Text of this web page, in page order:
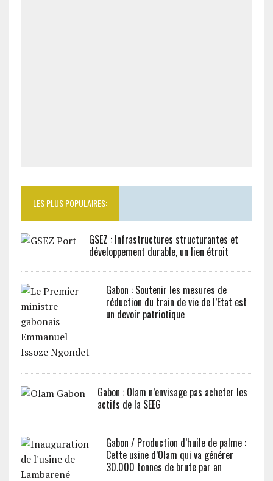
LES PLUS POPULAIRES:
GSEZ : Infrastructures structurantes et
développement durable, un lien étroit
Gabon : Soutenir les mesures de
réduction du train de vie de l’Etat est
un devoir patriotique
Gabon : Olam n’envisage pas acheter les
actifs de la SEEG
Gabon / Production d’huile de palme :
Cette usine d’Olam qui va générer
30.000 tonnes de brute par an